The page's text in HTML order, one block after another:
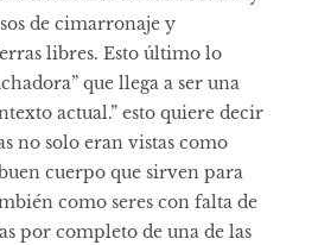
de cimarronaje y
libres. Esto último lo
que llega a ser una
actual.” esto quiere decir
no solo eran vistas como
cuerpo que sirven para
como seres con falta de
por completo de una de las